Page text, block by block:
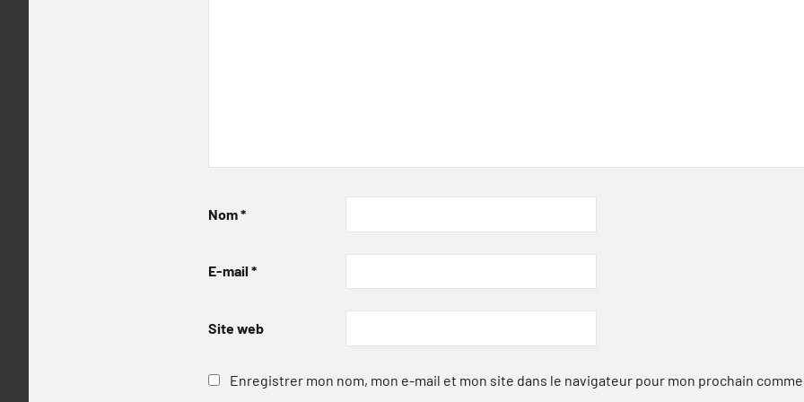
Nom*
E-mail *
Site web
Enregistrer mon nom, mon e-mail et mon site dans le navigateur pour mon prochain